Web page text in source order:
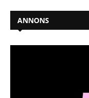
ANNONS